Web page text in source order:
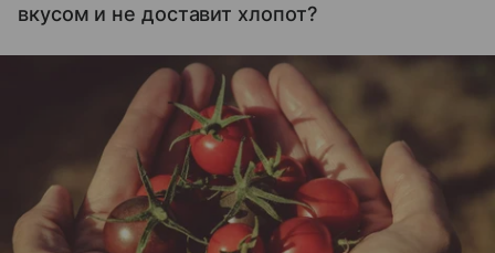
вкусом и не доставит хлопот?